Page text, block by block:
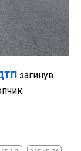
загинув